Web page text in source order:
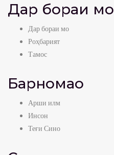
Дар бораи мо
Дар бораи мо
Роҳбарият
Тамос
Барномаҳо
Арши илм
Инсон
Теғи Сино